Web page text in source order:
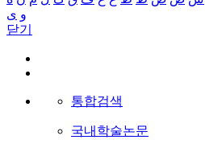
و ی
닫기
통합검색
국내학술논문